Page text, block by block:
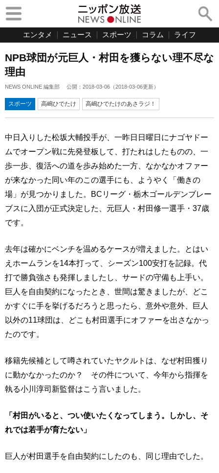
エンタメ ニュース スポーツ コラム ライフ
NPB球団が元巨人・村田を獲らない理不尽な
理由
NEWS ONLINE 編集部 公開： 2018-03-06 （2018-03-06更新）
スポーツ 高嶋ひでたけ 高嶋ひでたけのあさラジ！
中日入りした松坂大輔投手が、一昨日日曜日にナゴヤドー
ムでオープン戦に先発登板して、打たれはしたものの、一
歩一歩、復活への道を歩み始めた一方、なかなかオファー
が来なかった同い年のこの選手にも、ようやく「働きの
場」が見つかりました。BCリーグ・栃木ゴールデンブレー
ブスに入団が正式決定した、元巨人・村田修一選手・37歳
です。
去年は確かにベンチを温めるケースが増えました。とはい
えホームランを14本打って、シーズン100安打を記録。代
打で勝負強さも発揮しましたし、サードの守備も上手い。
巨人を自由契約になったとき、世間は驚きましたが、どこ
かすぐに手を挙げるだろうと思ったら、意外や意外、巨人
以外の11球団は、どこも村田選手にオファーを出さなかっ
たのです。
移籍先候補として噂されていたヤクルトは、なぜ村田獲り
に動かなかったのか？ その件について、今年から指揮を
執る小川淳司新監督はこう言いました。
「村田がいると、つい使いたくなってしまう。しかし、そ
れでは若手が育たない」
巨人が村田選手を自由契約にしたのも、同じ理由でした。